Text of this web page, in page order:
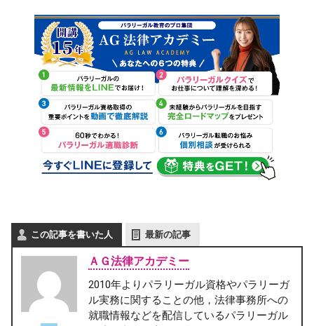
この記事を書いた人 最新の記事
ＡＧ法律アカデミー
2010年よりパラリーガル資格やパラリーガ
ル実務に関することの他，法律事務所への
就職情報などを配信しているパラリーガル